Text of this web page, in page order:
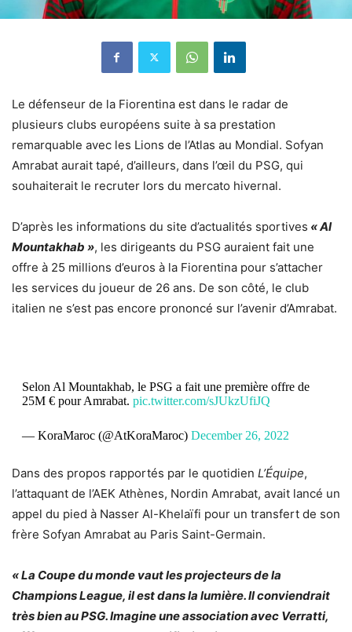
Le défenseur de la Fiorentina est dans le radar de
plusieurs clubs européens suite à sa prestation
remarquable avec les Lions de l’Atlas au Mondial. Sofyan
Amrabat aurait tapé, d’ailleurs, dans l’œil du PSG, qui
souhaiterait le recruter lors du mercato hivernal.
D’après les informations du site d’actualités sportives « Al
Mountakhab », les dirigeants du PSG auraient fait une
offre à 25 millions d’euros à la Fiorentina pour s’attacher
les services du joueur de 26 ans. De son côté, le club
italien ne s’est pas encore prononcé sur l’avenir d’Amrabat.
Selon Al Mountakhab, le PSG a fait une première offre de
25M € pour Amrabat. pic.twitter.com/sJUkzUfiJQ
— KoraMaroc (@AtKoraMaroc) December 26, 2022
Dans des propos rapportés par le quotidien L’Équipe,
l’attaquant de l’AEK Athènes, Nordin Amrabat, avait lancé un
appel du pied à Nasser Al-Khelaïfi pour un transfert de son
frère Sofyan Amrabat au Paris Saint-Germain.
« La Coupe du monde vaut les projecteurs de la
Champions League, il est dans la lumière. Il conviendrait
très bien au PSG. Imagine une association avec Verratti,